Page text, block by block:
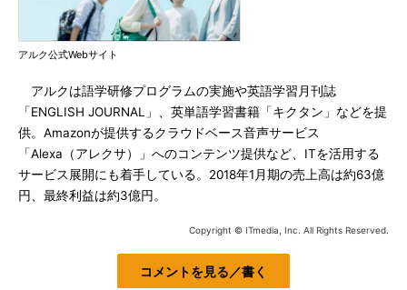
アルク公式Webサイト
アルクは語学研修プログラムの実施や英語学習月刊誌
「ENGLISH JOURNAL」、英単語学習書籍「キクタン」などを提
供。Amazonが提供するクラウドベース音声サービス
「Alexa（アレクサ）」へのコンテンツ提供など、ITを活用する
サービス展開にも着手している。2018年1月期の売上高は約63億
円、最終利益は約3億円。
Copyright © ITmedia, Inc. All Rights Reserved.
コメントを見る／書く